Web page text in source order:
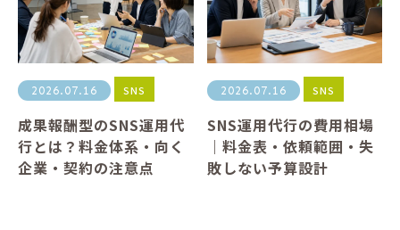
2026.07.16 SNS
成果報酬型のSNS運用代
行とは？料金体系・向く
企業・契約の注意点
2026.07.16 SNS
SNS運用代行の費用相場
｜料金表・依頼範囲・失
敗しない予算設計